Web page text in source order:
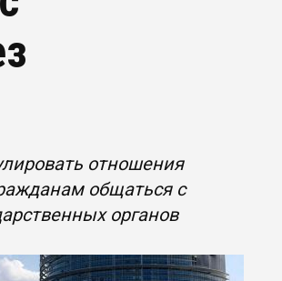
отношения
общаться с
органов